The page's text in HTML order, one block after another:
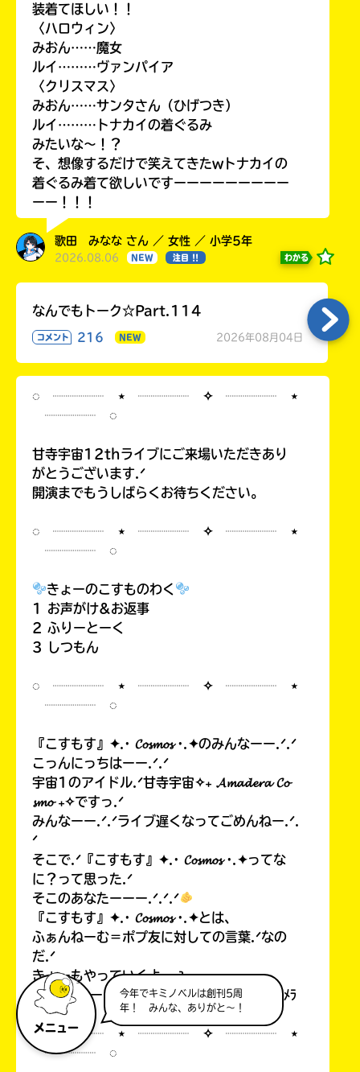
メニュー
今年でキミノベルは創刊5周
年！ みんな、ありがと～！
装着てほしい！！
〈ハロウィン〉
みおん……魔女
ルイ………ヴァンパイア
〈クリスマス〉
みおん……サンタさん（ひげつき）
ルイ………トナカイの着ぐるみ
みたいな〜！？
そ、想像するだけで笑えてきたwトナカイの
着ぐるみ着て欲しいですーーーーーーーーー
ーー！！！
歌田 みなな さん ／ 女性 ／ 小学5年
2026.08.06 NEW 注目 !! わかる
なんでもトーク☆Part.114
コメント 216 NEW 2026年08月04日
◌ ┈┈┈┈ ⋆ ┈┈┈┈ ✧ ┈┈┈┈ ⋆
┈┈┈┈ ◌
甘寺宇宙12thライブにご来場いただきあり
がとうございます.ᐟ
開演までもうしばらくお待ちください。
◌ ┈┈┈┈ ⋆ ┈┈┈┈ ✧ ┈┈┈┈ ⋆
┈┈┈┈ ◌
きょーのこすものわく
1 お声がけ&お返事
2 ふりーとーく
3 しつもん
◌ ┈┈┈┈ ⋆ ┈┈┈┈ ✧ ┈┈┈┈ ⋆
┈┈┈┈ ◌
『こすもす』✦.· 𝓒𝓸𝓼𝓶𝓸𝓼 ·.✦のみんなーー.ᐟ.ᐟ
こっんにっちはーー.ᐟ.ᐟ
宇宙1のアイドル.ᐟ甘寺宇宙✧₊ 𝓐𝓶𝓪𝓭𝓮𝓻𝓪 𝓒𝓸
𝓼𝓶𝓸 ₊✧ですっ.ᐟ
みんなーー.ᐟ.ᐟライブ遅くなってごめんねー.ᐟ.
ᐟ
そこで.ᐟ『こすもす』✦.· 𝓒𝓸𝓼𝓶𝓸𝓼 ·.✦ってな
に？って思った.ᐟ
そこのあなたーーー.ᐟ.ᐟ.ᐟ
『こすもす』✦.· 𝓒𝓸𝓼𝓶𝓸𝓼 ·.✦とは、
ふぁんねーむ＝ポプ友に対しての言葉.ᐟなの
だ.ᐟ
きょーもやっていくよー.ᐣ
ﾒﾗﾒﾗ
◌ ┈┈┈┈ ⋆ ┈┈┈┈ ✧ ┈┈┈┈ ⋆
┈┈┈┈ ◌